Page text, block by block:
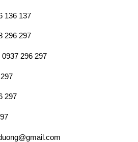
136 137
296 297
296 297
297